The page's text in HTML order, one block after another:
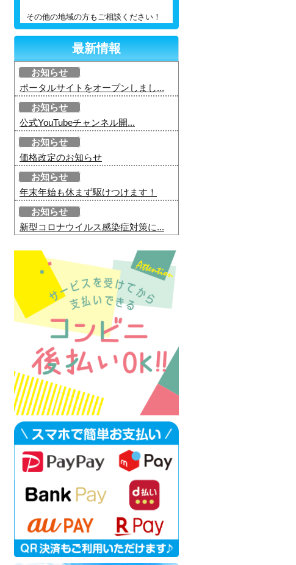
その他の地域の方もご相談ください！
最新情報
お知らせ
ポータルサイトをオープンしまし...
お知らせ
公式YouTubeチャンネル開...
お知らせ
価格改定のお知らせ
お知らせ
年末年始も休まず駆けつけます！
お知らせ
新型コロナウイルス感染症対策に...